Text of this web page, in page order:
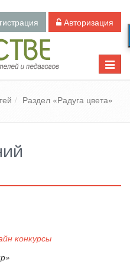
Авторизация
Toggle
Раздел «Радуга цвета»
конкурсы